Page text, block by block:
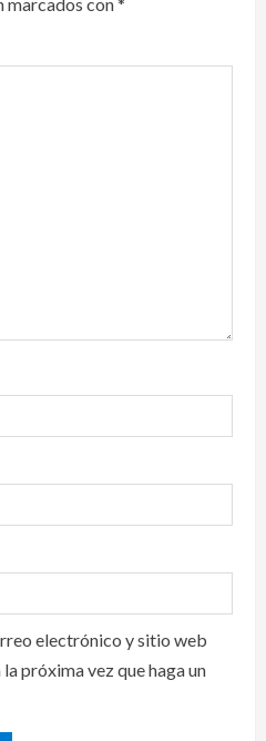
electrónico y sitio web
próxima vez que haga un